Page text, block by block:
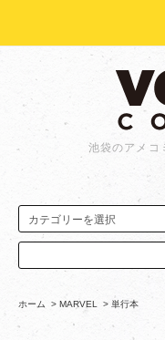
池袋のアメコ
ホーム > MARVEL > 単行本